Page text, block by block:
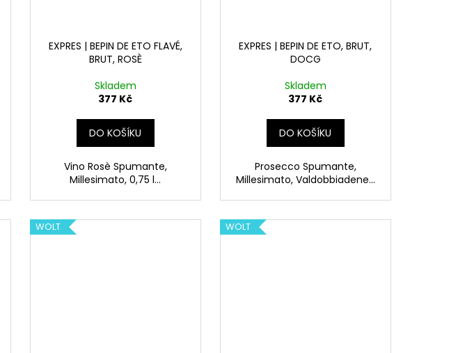
EXPRES | BEPIN DE ETO FLAVÉ,
BRUT, ROSÈ
Skladem
377 Kč
DO KOŠÍKU
Vino Rosè Spumante,
Millesimato, 0,75 l...
EXPRES | BEPIN DE ETO, BRUT,
DOCG
Skladem
377 Kč
DO KOŠÍKU
Prosecco Spumante,
Millesimato, Valdobbiadene...
WOLT WOLT